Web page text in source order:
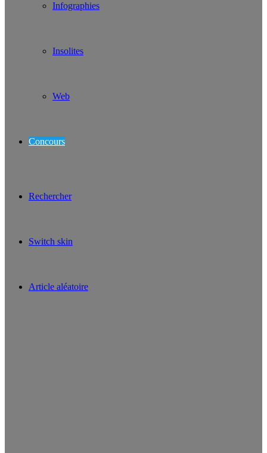
Infographies
Insolites
Web
Concours
Rechercher
Switch skin
Article aléatoire